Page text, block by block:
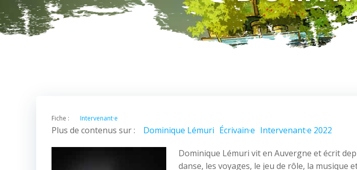
Fiche : Intervenant·e
Plus de contenus sur : Dominique Lémuri Écrivain·e Intervenant·e 2022
Dominique Lémuri vit en Auvergne et écrit
danse, les voyages, le jeu de rôle, la musique